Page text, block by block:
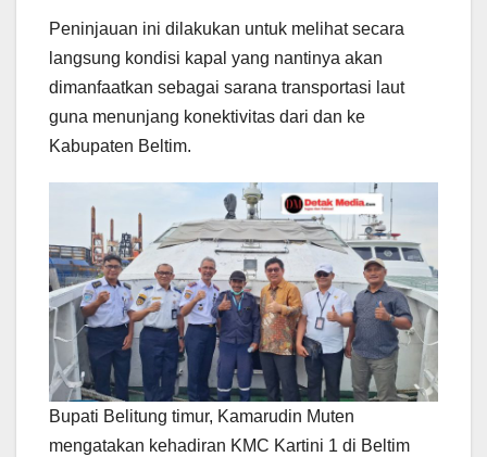
Peninjauan ini dilakukan untuk melihat secara
langsung kondisi kapal yang nantinya akan
dimanfaatkan sebagai sarana transportasi laut
guna menunjang konektivitas dari dan ke
Kabupaten Beltim.
Bupati Belitung timur, Kamarudin Muten
mengatakan kehadiran KMC Kartini 1 di Beltim